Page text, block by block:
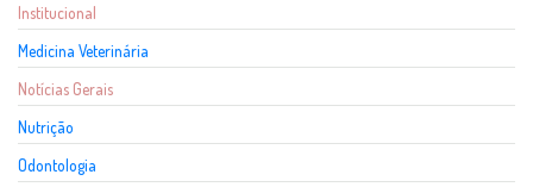
Institucional
Medicina Veterinária
Notícias Gerais
Nutrição
Odontologia